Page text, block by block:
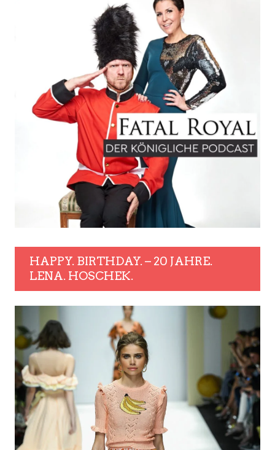
HAPPY. BIRTHDAY. – 20 JAHRE.
LENA. HOSCHEK.